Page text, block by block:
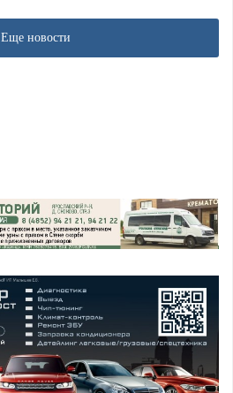
Еще новости